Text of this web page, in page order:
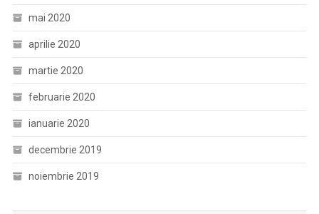
mai 2020
aprilie 2020
martie 2020
februarie 2020
ianuarie 2020
decembrie 2019
noiembrie 2019